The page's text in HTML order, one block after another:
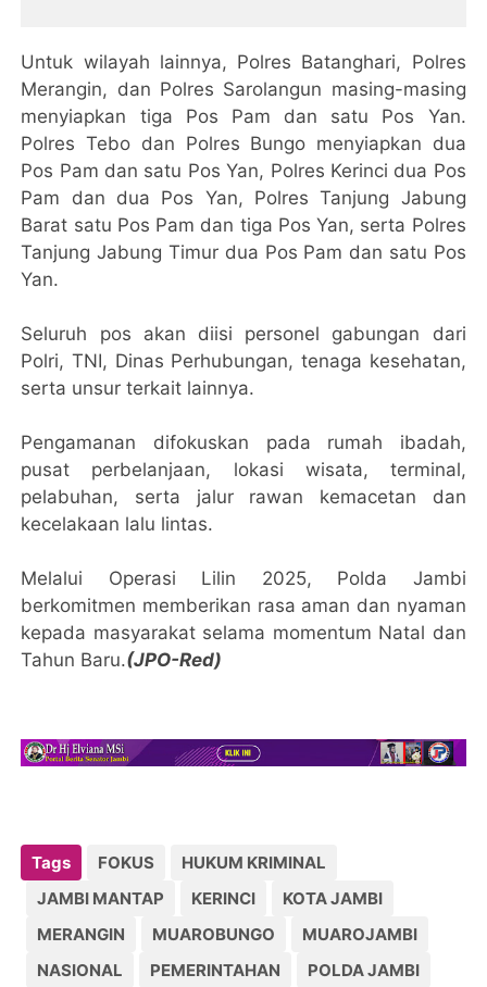
Untuk wilayah lainnya, Polres Batanghari, Polres
Merangin, dan Polres Sarolangun masing-masing
menyiapkan tiga Pos Pam dan satu Pos Yan.
Polres Tebo dan Polres Bungo menyiapkan dua
Pos Pam dan satu Pos Yan, Polres Kerinci dua Pos
Pam dan dua Pos Yan, Polres Tanjung Jabung
Barat satu Pos Pam dan tiga Pos Yan, serta Polres
Tanjung Jabung Timur dua Pos Pam dan satu Pos
Yan.
Seluruh pos akan diisi personel gabungan dari
Polri, TNI, Dinas Perhubungan, tenaga kesehatan,
serta unsur terkait lainnya.
Pengamanan difokuskan pada rumah ibadah,
pusat perbelanjaan, lokasi wisata, terminal,
pelabuhan, serta jalur rawan kemacetan dan
kecelakaan lalu lintas.
Melalui Operasi Lilin 2025, Polda Jambi
berkomitmen memberikan rasa aman dan nyaman
kepada masyarakat selama momentum Natal dan
Tahun Baru.(JPO-Red)
Tags FOKUS
HUKUM KRIMINAL
JAMBI MANTAP
KERINCI
KOTA JAMBI
MERANGIN
MUAROBUNGO
MUAROJAMBI
NASIONAL
PEMERINTAHAN
POLDA JAMBI